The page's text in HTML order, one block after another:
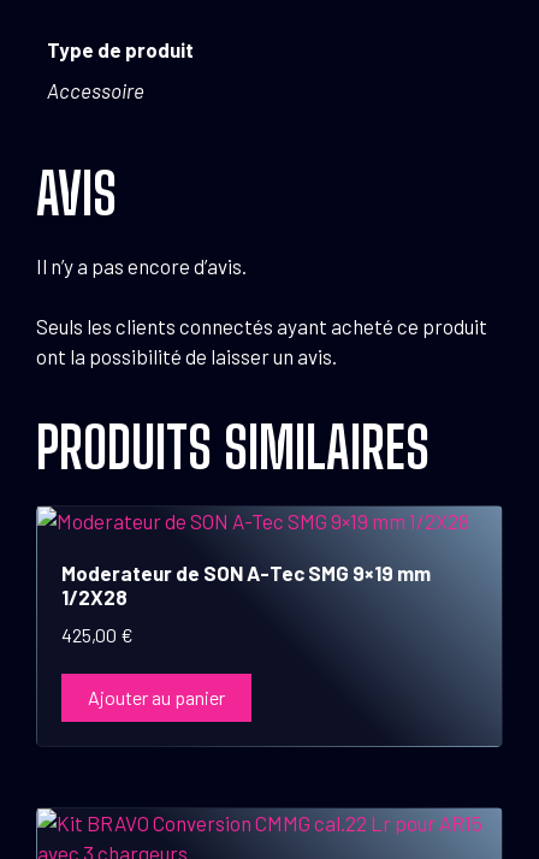
Type de produit
Accessoire
AVIS
Il n’y a pas encore d’avis.
Seuls les clients connectés ayant acheté ce produit
ont la possibilité de laisser un avis.
PRODUITS SIMILAIRES
Moderateur de SON A-Tec SMG 9×19 mm
1/2X28
425,00 €
Ajouter au panier